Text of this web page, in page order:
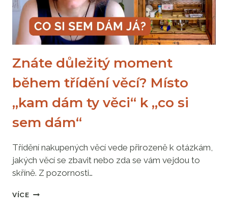
Znáte důležitý moment
během třídění věcí? Místo
„kam dám ty věci“ k „co si
sem dám“
Třídění nakupených věcí vede přirozeně k otázkám,
jakých věcí se zbavit nebo zda se vám vejdou to
skříně. Z pozornosti…
VÍCEZNÁTE